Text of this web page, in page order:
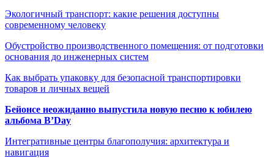
Экологичный транспорт: какие решения доступны
современному человеку
Обустройство производственного помещения: от подготовки
основания до инженерных систем
Как выбрать упаковку для безопасной транспортировки
товаров и личных вещей
Бейонсе неожиданно выпустила новую песню к юбилею
альбома B’Day
Интегративные центры благополучия: архитектура и
навигация